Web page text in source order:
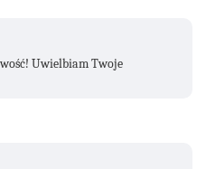
Uwielbiam Twoje